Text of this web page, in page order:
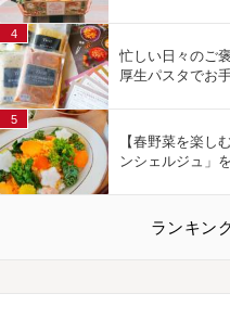
忙しい日々のご
厚生パスタでお
4
【春野菜を楽し
ンシェルジュ」
5
ランキン